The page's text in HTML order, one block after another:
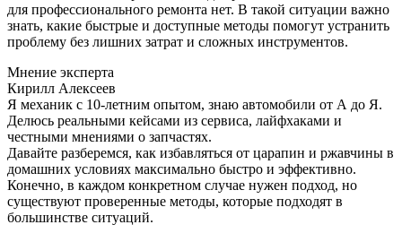
для профессионального ремонта нет. В такой ситуации важно
знать, какие быстрые и доступные методы помогут устранить
проблему без лишних затрат и сложных инструментов.
Мнение эксперта
Кирилл Алексеев
Я механик с 10-летним опытом, знаю автомобили от А до Я.
Делюсь реальными кейсами из сервиса, лайфхаками и
честными мнениями о запчастях.
Давайте разберемся, как избавляться от царапин и ржавчины в
домашних условиях максимально быстро и эффективно.
Конечно, в каждом конкретном случае нужен подход, но
существуют проверенные методы, которые подходят в
большинстве ситуаций.